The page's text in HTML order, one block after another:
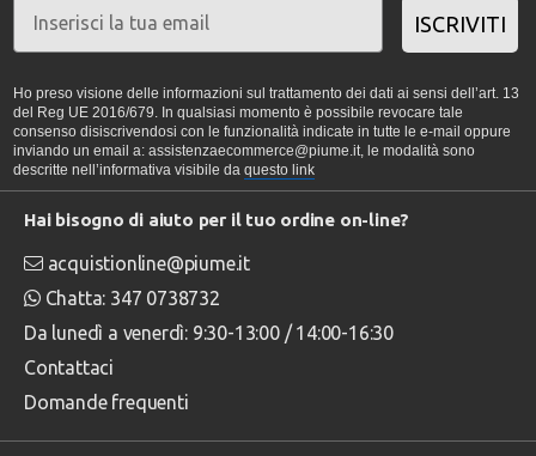
ISCRIVITI
Ho preso visione delle informazioni sul trattamento dei dati ai sensi dell’art. 13
del Reg UE 2016/679. In qualsiasi momento è possibile revocare tale
consenso disiscrivendosi con le funzionalità indicate in tutte le e-mail oppure
inviando un email a: assistenzaecommerce@piume.it, le modalità sono
descritte nell’informativa visibile da questo link
Hai bisogno di aiuto per il tuo ordine on-line?
acquistionline@piume.it
Chatta: 347 0738732
Da lunedì a venerdì: 9:30-13:00 / 14:00-16:30
Contattaci
Domande frequenti